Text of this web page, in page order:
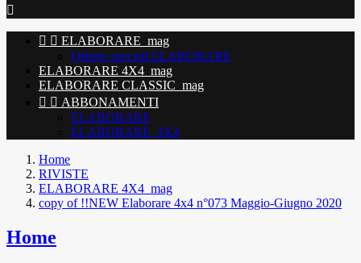

  ELABORARE_mag
Offerte speciali ELABORARE
ELABORARE 4X4_mag
ELABORARE CLASSIC_mag
  ABBONAMENTI
ELABORARE
ELABORARE_4X4
Home
RIVISTE
ELABORARE 4X4_mag
copy of !!NEW Elaborare 4x4 n°073 Maggio-Giugno 2020
Home